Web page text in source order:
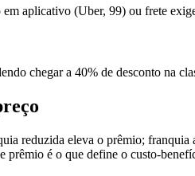
aplicativo (Uber, 99) ou frete
chegar a 40% de desconto na
reduzida eleva o prêmio;
prêmio é o que define o custo-